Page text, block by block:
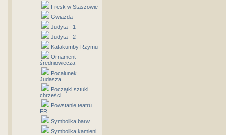
Fresk w Staszowie
Gwiazda
Judyta - 1
Judyta - 2
Katakumby Rzymu
Ornament
średniowiecza
Pocałunek
Judasza
Początki sztuki
chrześci.
Powstanie teatru
FR
Symbolika barw
Symbolika kamieni